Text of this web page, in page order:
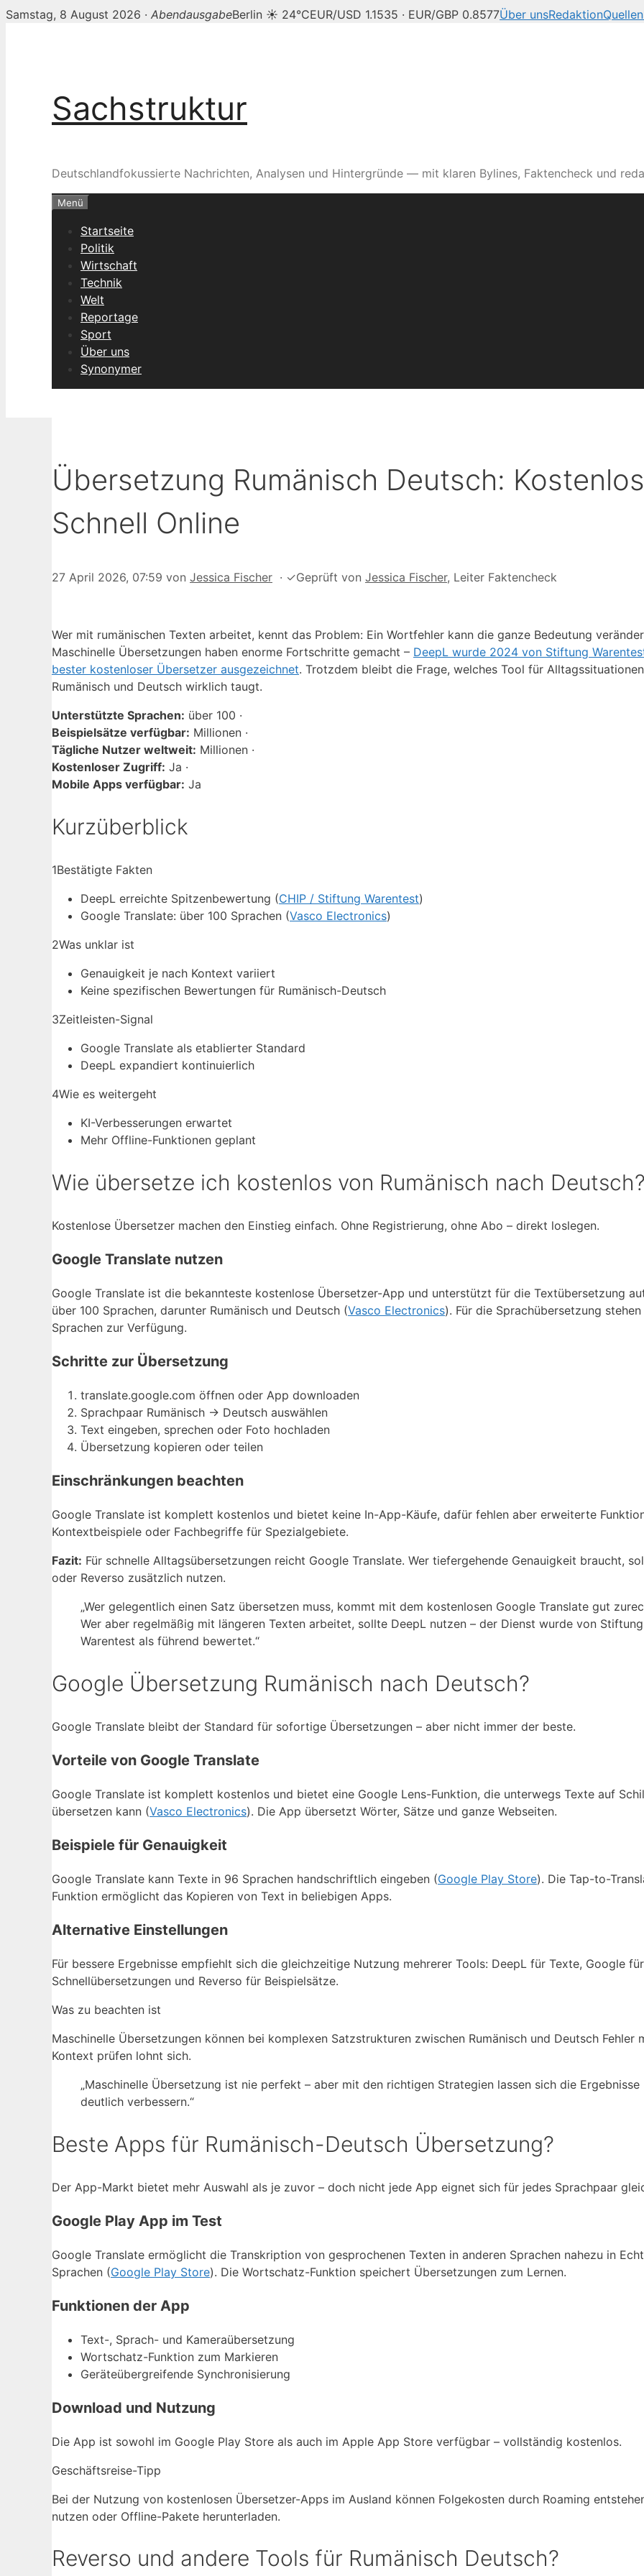
Samstag, 8 August 2026 · AbendausgabeBerlin ☀ 24°CEUR/USD 1.1535 · EUR/GBP 0.8577Über unsRedaktionQuellen
Sachstruktur
Deutschlandfokussierte Nachrichten, Analysen und Hintergründe — mit klaren Bylines, Faktencheck und
Menü
Startseite
Politik
Wirtschaft
Technik
Welt
Reportage
Sport
Über uns
Synonymer
Übersetzung Rumänisch Deutsch:
Schnell Online
27 April 2026, 07:59 von Jessica Fischer · ✓Geprüft von Jessica Fischer, Leiter Faktencheck
Wer mit rumänischen Texten arbeitet, kennt das Problem: Ein Wortfehler kann die ganze Bedeutung
Maschinelle Übersetzungen haben enorme Fortschritte gemacht – DeepL wurde 2024 von Stiftung
bester kostenloser Übersetzer ausgezeichnet. Trotzdem bleibt die Frage, welches Tool für
Rumänisch und Deutsch wirklich taugt.
Unterstützte Sprachen: über 100 ·
Beispielsätze verfügbar: Millionen ·
Tägliche Nutzer weltweit: Millionen ·
Kostenloser Zugriff: Ja ·
Mobile Apps verfügbar: Ja
Kurzüberblick
1Bestätigte Fakten
DeepL erreichte Spitzenbewertung (CHIP / Stiftung Warentest)
Google Translate: über 100 Sprachen (Vasco Electronics)
2Was unklar ist
Genauigkeit je nach Kontext variiert
Keine spezifischen Bewertungen für Rumänisch-Deutsch
3Zeitleisten-Signal
Google Translate als etablierter Standard
DeepL expandiert kontinuierlich
4Wie es weitergeht
KI-Verbesserungen erwartet
Mehr Offline-Funktionen geplant
Wie übersetze ich kostenlos von Rumänisch nach Deutsch?
Kostenlose Übersetzer machen den Einstieg einfach. Ohne Registrierung, ohne Abo – direkt loslegen.
Google Translate nutzen
Google Translate ist die bekannteste kostenlose Übersetzer-App und unterstützt für die Textübersetzung
über 100 Sprachen, darunter Rumänisch und Deutsch (Vasco Electronics). Für die Sprachübersetzung
Sprachen zur Verfügung.
Schritte zur Übersetzung
translate.google.com öffnen oder App downloaden
Sprachpaar Rumänisch → Deutsch auswählen
Text eingeben, sprechen oder Foto hochladen
Übersetzung kopieren oder teilen
Einschränkungen beachten
Google Translate ist komplett kostenlos und bietet keine In-App-Käufe, dafür fehlen aber erweiterte
Kontextbeispiele oder Fachbegriffe für Spezialgebiete.
Fazit: Für schnelle Alltagsübersetzungen reicht Google Translate. Wer tiefergehende Genauigkeit braucht,
oder Reverso zusätzlich nutzen.
„Wer gelegentlich einen Satz übersetzen muss, kommt mit dem kostenlosen Google Translate gut
Wer aber regelmäßig mit längeren Texten arbeitet, sollte DeepL nutzen – der Dienst wurde von Stiftung
Warentest als führend bewertet.“
Google Übersetzung Rumänisch nach Deutsch?
Google Translate bleibt der Standard für sofortige Übersetzungen – aber nicht immer der beste.
Vorteile von Google Translate
Google Translate ist komplett kostenlos und bietet eine Google Lens-Funktion, die unterwegs Texte auf
übersetzen kann (Vasco Electronics). Die App übersetzt Wörter, Sätze und ganze Webseiten.
Beispiele für Genauigkeit
Google Translate kann Texte in 96 Sprachen handschriftlich eingeben (Google Play Store). Die Tap-to-
Funktion ermöglicht das Kopieren von Text in beliebigen Apps.
Alternative Einstellungen
Für bessere Ergebnisse empfiehlt sich die gleichzeitige Nutzung mehrerer Tools: DeepL für Texte, Google für
Schnellübersetzungen und Reverso für Beispielsätze.
Was zu beachten ist
Maschinelle Übersetzungen können bei komplexen Satzstrukturen zwischen Rumänisch und Deutsch Fehler
Kontext prüfen lohnt sich.
„Maschinelle Übersetzung ist nie perfekt – aber mit den richtigen Strategien lassen sich die Ergebnisse
deutlich verbessern.“
Beste Apps für Rumänisch-Deutsch Übersetzung?
Der App-Markt bietet mehr Auswahl als je zuvor – doch nicht jede App eignet sich für jedes Sprachpaar
Google Play App im Test
Google Translate ermöglicht die Transkription von gesprochenen Texten in anderen Sprachen nahezu in
Sprachen (Google Play Store). Die Wortschatz-Funktion speichert Übersetzungen zum Lernen.
Funktionen der App
Text-, Sprach- und Kameraübersetzung
Wortschatz-Funktion zum Markieren
Geräteübergreifende Synchronisierung
Download und Nutzung
Die App ist sowohl im Google Play Store als auch im Apple App Store verfügbar – vollständig kostenlos.
Geschäftsreise-Tipp
Bei der Nutzung von kostenlosen Übersetzer-Apps im Ausland können Folgekosten durch Roaming
nutzen oder Offline-Pakete herunterladen.
Reverso und andere Tools für Rumänisch Deutsch?